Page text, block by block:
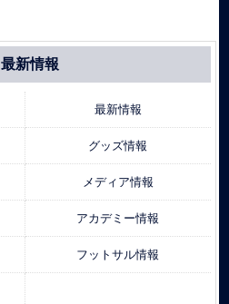
最新情報
最新情報
グッズ情報
メディア情報
アカデミー情報
フットサル情報